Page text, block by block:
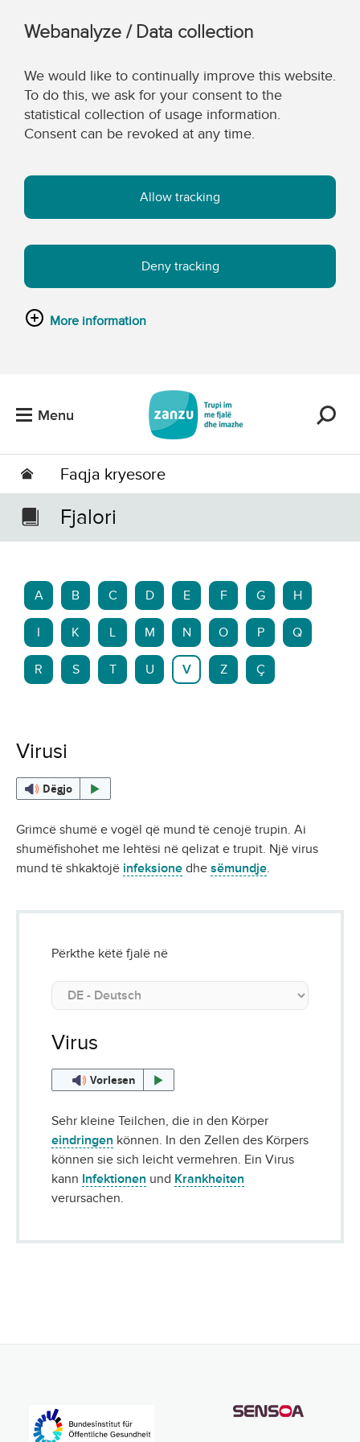
Webanalyze / Data collection
We would like to continually improve this website.
To do this, we ask for your consent to the
statistical collection of usage information.
Consent can be revoked at any time.
Allow tracking
Deny tracking
More information
Menu
Faqja kryesore
Fjalori
A B C D E F G H
K L M N O P Q
R S T U V Z Ç
Virusi
Dëgjo
Grimcë shumë e vogël që mund të cenojë trupin. Ai
shumëfishohet me lehtësi në qelizat e trupit. Një virus
mund të shkaktojë infeksione dhe sëmundje.
Përkthe këtë fjalë në
Virus
Vorlesen
Sehr kleine Teilchen, die in den Körper
eindringen können. In den Zellen des Körpers
können sie sich leicht vermehren. Ein Virus
kann Infektionen und Krankheiten
verursachen.